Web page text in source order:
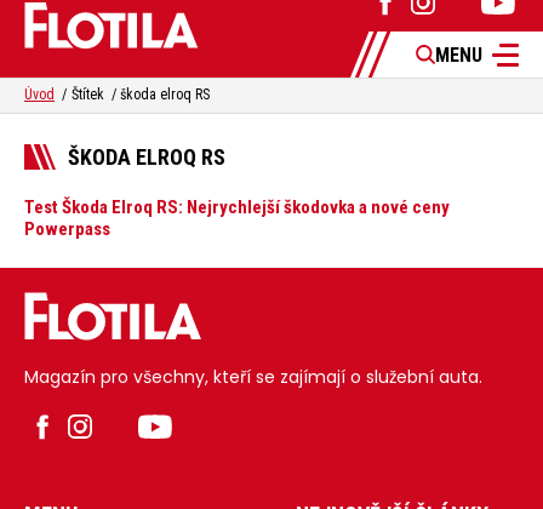
MENU
Úvod Štítek škoda elroq RS
ŠKODA ELROQ RS
Test Škoda Elroq RS: Nejrychlejší škodovka a nové ceny
Powerpass
Magazín pro všechny, kteří se zajímají o služební auta.